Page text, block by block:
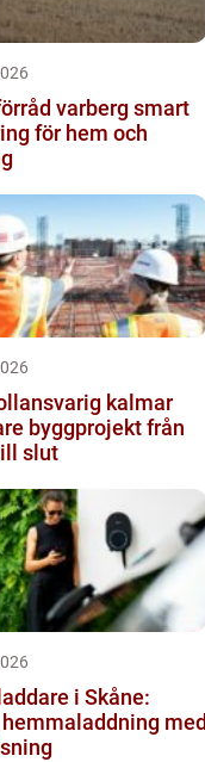
varberg smart
för hem och
kalmar
byggprojekt från
slut
i Skåne:
med